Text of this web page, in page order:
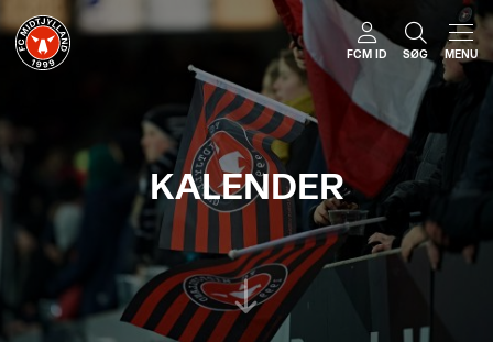
FCM ID SØG MENU
KALENDER